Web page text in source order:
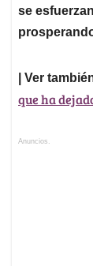
se
| Ver
que ha
Anuncios.